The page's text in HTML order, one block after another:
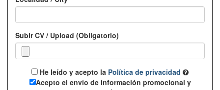
Subir CV / Upload (Obligatorio)
He leído y acepto la Política de privacidad
Acepto el envío de información promocional y